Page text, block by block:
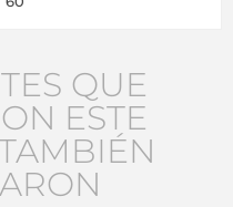
QUE
ESTE